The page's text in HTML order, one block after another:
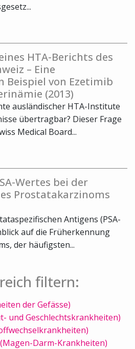
HTA-Berichts des
– Eine
Beispiel von Ezetimib
(2013)
ausländischer HTA-Institute
übertragbar? Dieser Frage
Medical Board...
Wertes bei der
Prostatakarzinoms
Antigens (PSA-
auf die Früherkennung
der häufigsten...
filtern:
der Gefässe)
und Geschlechtskrankheiten)
Darm-Krankheiten)